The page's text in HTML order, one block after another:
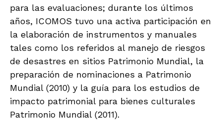
para las evaluaciones; durante los últimos
años, ICOMOS tuvo una activa participación en
la elaboración de instrumentos y manuales
tales como los referidos al manejo de riesgos
de desastres en sitios Patrimonio Mundial, la
preparación de nominaciones a Patrimonio
Mundial (2010) y la guía para los estudios de
impacto patrimonial para bienes culturales
Patrimonio Mundial (2011).